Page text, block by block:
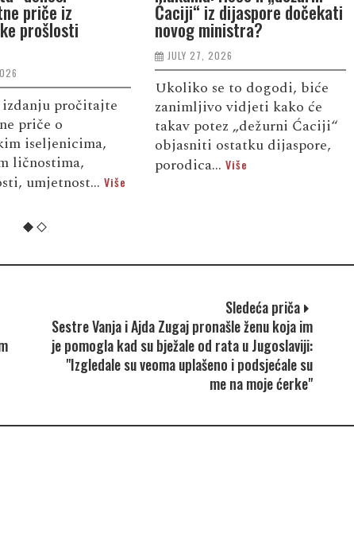
priče iz
prošlosti
pročitajte
priče o
iseljenicima,
ličnostima,
umjetnost... Više
Ćaciji“ iz dijaspore dočekati
novog ministra?
JULY 27, 2026
Ukoliko se to dogodi, biće
zanimljivo vidjeti kako će
takav potez „dežurni Ćaciji“
objasniti ostatku dijaspore,
porodica... Više
Sledeća priča
Sestre Vanja i Ajda Zugaj pronašle ženu koja im
je pomogla kad su bježale od rata u Jugoslaviji:
"Izgledale su veoma uplašeno i podsjećale su
me na moje ćerke"